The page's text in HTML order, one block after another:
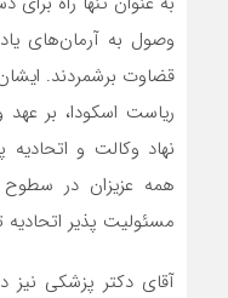
وصول به آرمان‌های
قضاوت برشمردند. ایشان
ریاست اسکودا، بر
نهاد وکالت و
همه عزیزان در
مسئولیت پذیر
آقای دکتر پزشکی نیز